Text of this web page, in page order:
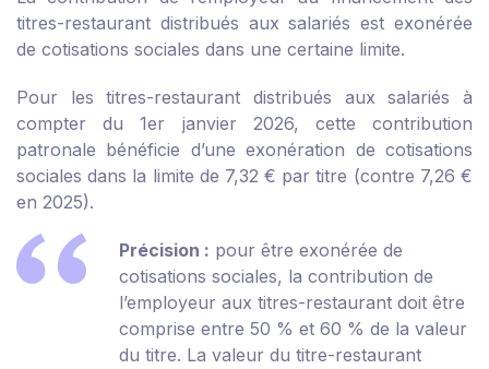
titres-restaurant distribués aux salariés est exonérée
de cotisations sociales dans une certaine limite.
Pour les titres-restaurant distribués aux salariés à
compter du 1er janvier 2026, cette contribution
patronale bénéficie d’une exonération de cotisations
sociales dans la limite de 7,32 € par titre (contre 7,26 €
en 2025).
Précision : pour être exonérée de
cotisations sociales, la contribution de
l’employeur aux titres-restaurant doit être
comprise entre 50 % et 60 % de la valeur
du titre. La valeur du titre-restaurant